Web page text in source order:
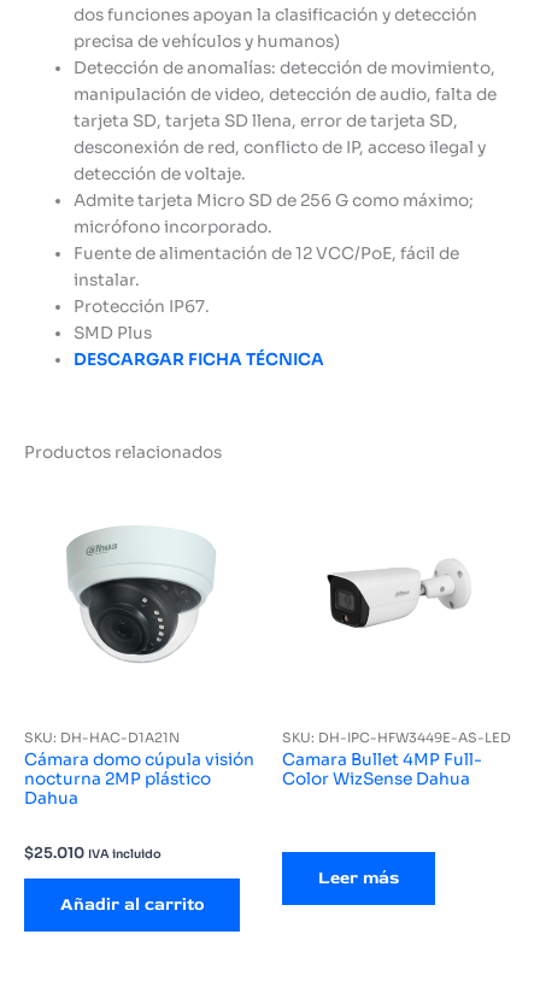
dos funciones apoyan la clasificación y detección
precisa de vehículos y humanos)
Detección de anomalías: detección de movimiento,
manipulación de video, detección de audio, falta de
tarjeta SD, tarjeta SD llena, error de tarjeta SD,
desconexión de red, conflicto de IP, acceso ilegal y
detección de voltaje.
Admite tarjeta Micro SD de 256 G como máximo;
micrófono incorporado.
Fuente de alimentación de 12 VCC/PoE, fácil de
instalar.
Protección IP67.
SMD Plus
DESCARGAR FICHA TÉCNICA
Productos relacionados
SKU: DH-HAC-D1A21N
Cámara domo cúpula visión
nocturna 2MP plástico
Dahua
$25.010 IVA incluido
Añadir al carrito
SKU: DH-IPC-HFW3449E-AS-LED
Camara Bullet 4MP Full-
Color WizSense Dahua
Leer más